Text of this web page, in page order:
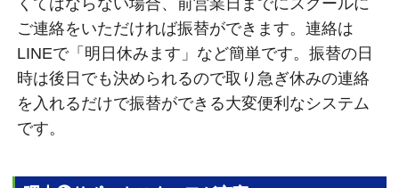
くてはならない場合、前営業日までにスクールに
ご連絡をいただければ振替ができます。連絡は
LINEで「明日休みます」など簡単です。振替の日
時は後日でも決められるので取り急ぎ休みの連絡
を入れるだけで振替ができる大変便利なシステム
です。